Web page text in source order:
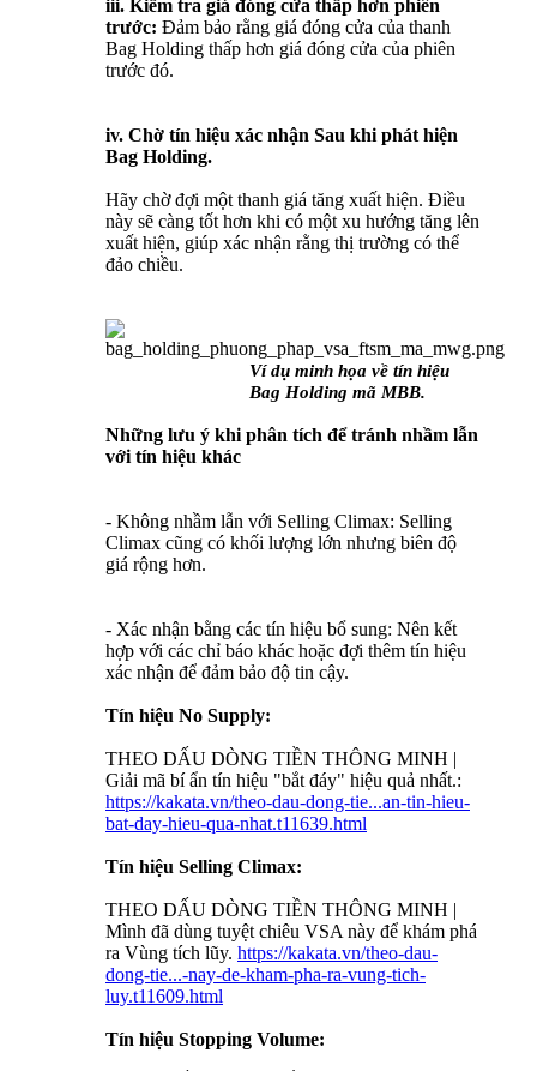
iii. Kiểm tra giá đóng cửa thấp hơn phiên
trước: Đảm bảo rằng giá đóng cửa của thanh
Bag Holding thấp hơn giá đóng cửa của phiên
trước đó.
iv. Chờ tín hiệu xác nhận Sau khi phát hiện
Bag Holding.
Hãy chờ đợi một thanh giá tăng xuất hiện. Điều
này sẽ càng tốt hơn khi có một xu hướng tăng lên
xuất hiện, giúp xác nhận rằng thị trường có thể
đảo chiều.
Ví dụ minh họa về tín hiệu
Bag Holding mã MBB.
Những lưu ý khi phân tích để tránh nhầm lẫn
với tín hiệu khác
- Không nhầm lẫn với Selling Climax: Selling
Climax cũng có khối lượng lớn nhưng biên độ
giá rộng hơn.
- Xác nhận bằng các tín hiệu bổ sung: Nên kết
hợp với các chỉ báo khác hoặc đợi thêm tín hiệu
xác nhận để đảm bảo độ tin cậy.
Tín hiệu No Supply:
THEO DẤU DÒNG TIỀN THÔNG MINH |
Giải mã bí ẩn tín hiệu "bắt đáy" hiệu quả nhất.:
https://kakata.vn/theo-dau-dong-tie...an-tin-hieu-
bat-day-hieu-qua-nhat.t11639.html
Tín hiệu Selling Climax:
THEO DẤU DÒNG TIỀN THÔNG MINH |
Mình đã dùng tuyệt chiêu VSA này để khám phá
ra Vùng tích lũy. https://kakata.vn/theo-dau-
dong-tie...-nay-de-kham-pha-ra-vung-tich-
luy.t11609.html
Tín hiệu Stopping Volume: